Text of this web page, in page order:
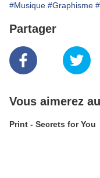
#Musique #Graphisme
Partager
Vous aimerez
Print - Secrets for You